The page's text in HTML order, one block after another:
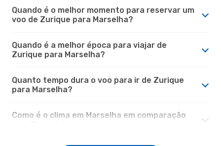
Quando é o melhor momento para reservar um
voo de Zurique para Marselha?
Quando é a melhor época para viajar de
Zurique para Marselha?
Quanto tempo dura o voo para ir de Zurique
para Marselha?
Como é o clima em Marselha em comparação